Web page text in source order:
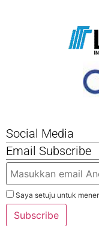
Social Media
Email Subscribe
Saya setuju untuk
Subscribe